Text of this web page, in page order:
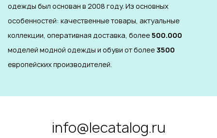
одежды был основан в 2008 году. Из основных
особенностей: качественные товары, актуальные
коллекции, оперативная доставка, более500.000
моделей модной одежды и обуви от более3500
европейских производителей.
info@lecatalog.ru